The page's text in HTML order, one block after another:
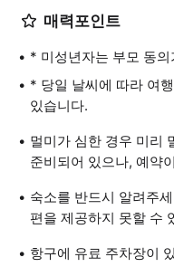
매력포인트
* 미성년자는 부모 동
* 당일 날씨에 따라 여
있습니다.
멀미가 심한 경우 미리
준비되어 있으나, 예약
숙소를 반드시 알려주
편을 제공하지 못할 수
항구에 유료 주차장이